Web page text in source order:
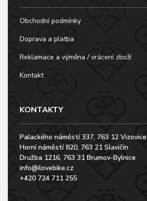
Obchodní podmínky
Doprava a platba
Reklamace a výměna / vrácení zboží
Kontakt
KONTAKTY
Palackého náměstí 337, 763 12 Vizovice
Horní náměstí 820, 763 21 Slavičín
Družba 1216, 763 31 Brumov-Bylnice
info@ilovebike.cz
+420 724 711 255